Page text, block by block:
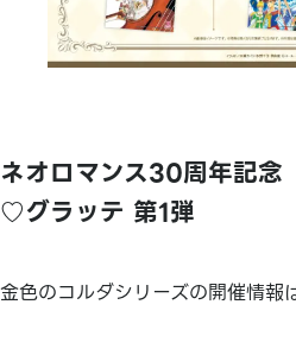
ネオロマンス30周年記
♡グラッテ 第1弾
金色のコルダシリーズの開催情報